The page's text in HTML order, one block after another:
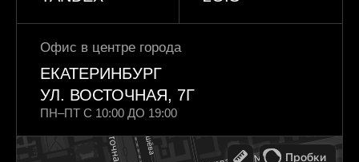
Офис в центре города
ЕКАТЕРИНБУРГ
УЛ. ВОСТОЧНАЯ, 7Г
ПН–ПТ C 10:00 ДО 19:00